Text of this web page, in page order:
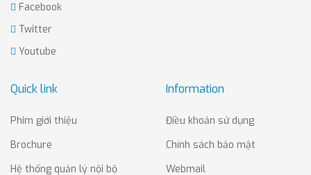
Facebook
Twitter
Youtube
Quick link
Phim giới thiệu
Brochure
Hệ thống quản lý nội bộ
Information
Điều khoản sử dụng
Chính sách bảo mật
Webmail